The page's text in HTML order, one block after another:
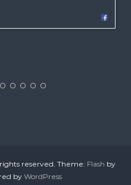
reserved. Theme: Flash by
by WordPress